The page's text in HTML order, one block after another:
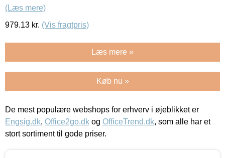
(Læs mere)
979.13 kr. (Vis fragtpris)
Læs mere »
Køb nu »
De mest populære webshops for erhverv i øjeblikket er
Engsig.dk, Office2go.dk og OfficeTrend.dk, som alle har et
stort sortiment til gode priser.